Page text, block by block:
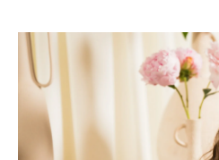
moda & ljepota